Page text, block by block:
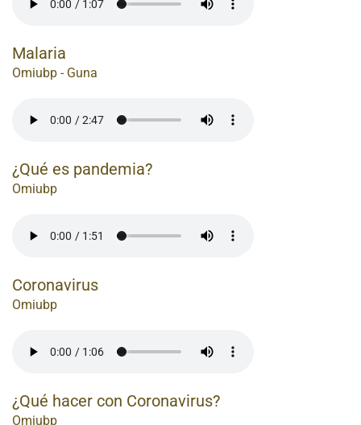
Malaria
Omiubp - Guna
¿Qué es pandemia?
Omiubp
Coronavirus
Omiubp
¿Qué hacer con Coronavirus?
Omiubp